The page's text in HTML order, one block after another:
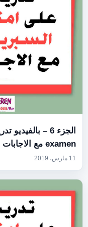
examen مع الاجابات 2020
11 مارس، 2019